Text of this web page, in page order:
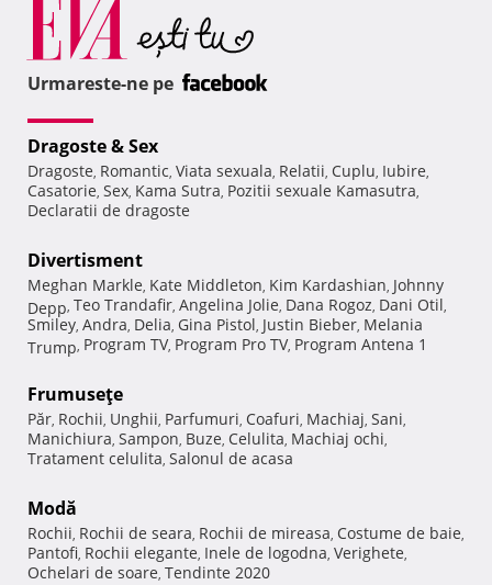
Urmareste-ne pe
Dragoste & Sex
Dragoste, Romantic, Viata sexuala, Relatii, Cuplu, Iubire,
Casatorie, Sex, Kama Sutra, Pozitii sexuale Kamasutra,
Declaratii de dragoste
Divertisment
Meghan Markle, Kate Middleton, Kim Kardashian, Johnny
Depp, Teo Trandafir, Angelina Jolie, Dana Rogoz, Dani Otil,
Smiley, Andra, Delia, Gina Pistol, Justin Bieber, Melania
Trump, Program TV, Program Pro TV, Program Antena 1
Frumuseţe
Păr, Rochii, Unghii, Parfumuri, Coafuri, Machiaj, Sani,
Manichiura, Sampon, Buze, Celulita, Machiaj ochi,
Tratament celulita, Salonul de acasa
Modă
Rochii, Rochii de seara, Rochii de mireasa, Costume de baie,
Pantofi, Rochii elegante, Inele de logodna, Verighete,
Ochelari de soare, Tendinte 2020